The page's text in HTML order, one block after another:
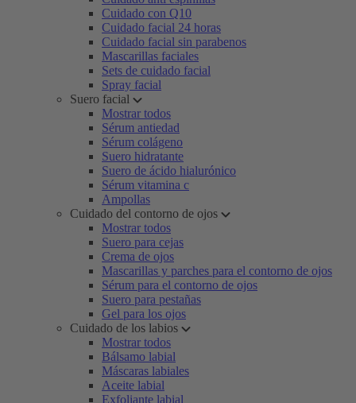
Cuidado con Q10
Cuidado facial 24 horas
Cuidado facial sin parabenos
Mascarillas faciales
Sets de cuidado facial
Spray facial
Suero facial
Mostrar todos
Sérum antiedad
Sérum colágeno
Suero hidratante
Suero de ácido hialurónico
Sérum vitamina c
Ampollas
Cuidado del contorno de ojos
Mostrar todos
Suero para cejas
Crema de ojos
Mascarillas y parches para el contorno de ojos
Sérum para el contorno de ojos
Suero para pestañas
Gel para los ojos
Cuidado de los labios
Mostrar todos
Bálsamo labial
Máscaras labiales
Aceite labial
Exfoliante labial